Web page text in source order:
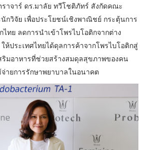
าจาร์ ดร.มาลัย ทวีโชติภัทร์ สังกัดคณะ
วิจัย เพื่อประโยชน์เชิงพาณิชย์ กระตุ้นการ
ทย ลดการนำเข้าโพรไบโอติกจากต่าง
ห้ประเทศไทยได้ดุลการค้าจากโพรไบโอติกสู่
มอาหารที่ช่วยสร้างสมดุลสุขภาพของคน
ายการรักษาพยาบาลในอนาคต